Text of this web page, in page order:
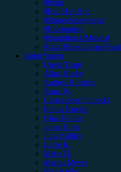
#Punk
#Rap/Hip-Hop
#Singer/Songwriter
#Electronica
#Soundtrack/Musical
#Jazz/Blues/Gospel/Soul
Autor*innen
Unser Team
Alina Hasky
Andrea Holstein
Anna W.
Christopher Filipecki
Emilia Knebel
Gina Köhler
Jonas Horn
Julia Köhler
Lucie K.
Marie H.
Marius Meyer